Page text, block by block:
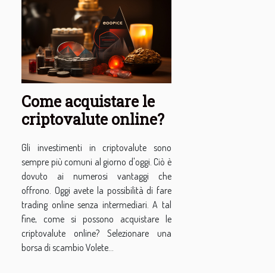
Come acquistare le
criptovalute online?
Gli investimenti in criptovalute sono
sempre più comuni al giorno d'oggi. Ciò è
dovuto ai numerosi vantaggi che
offrono. Oggi avete la possibilità di fare
trading online senza intermediari. A tal
fine, come si possono acquistare le
criptovalute online? Selezionare una
borsa di scambio Volete...